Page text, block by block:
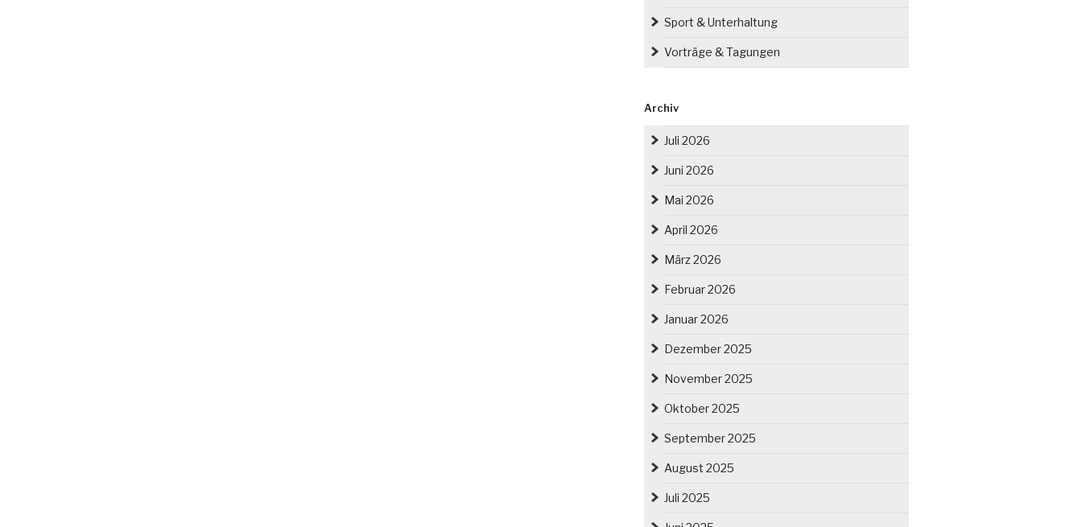
Sport & Unterhaltung
Vorträge & Tagungen
Archiv
Juli 2026
Juni 2026
Mai 2026
April 2026
März 2026
Februar 2026
Januar 2026
Dezember 2025
November 2025
Oktober 2025
September 2025
August 2025
Juli 2025